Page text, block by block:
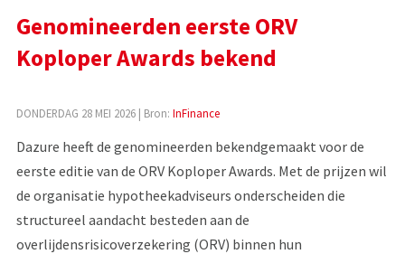
Genomineerden eerste ORV
Koploper Awards bekend
DONDERDAG 28 MEI 2026| Bron: InFinance
Dazure heeft de genomineerden bekendgemaakt voor de
eerste editie van de ORV Koploper Awards. Met de prijzen wil
de organisatie hypotheekadviseurs onderscheiden die
structureel aandacht besteden aan de
overlijdensrisicoverzekering (ORV) binnen hun